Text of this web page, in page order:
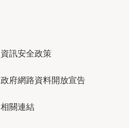
資訊安全政策
政府網路資料開放宣告
相關連結